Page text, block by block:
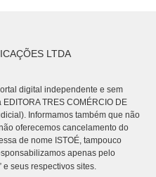
LTDA
digital independente e sem
TRES COMÉRCIO DE
Informamos também que não
oferecemos cancelamento do
de nome ISTOÉ, tampouco
apenas pelo
e seus respectivos sites.